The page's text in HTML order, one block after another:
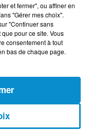
07/26
et fermer", ou affiner en
"Gérer mes choix".
"Continuer sans
pour ce site. Vous
consentement à tout
bas de chaque page.